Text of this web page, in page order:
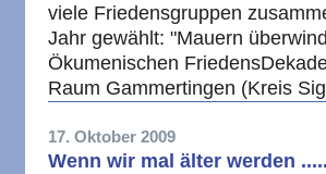
viele Friedensgruppen
Jahr gewählt: "Mauern
Ökumenischen
Raum Gammertingen (Kreis
17. Oktober 2009
Wenn wir mal älter werden